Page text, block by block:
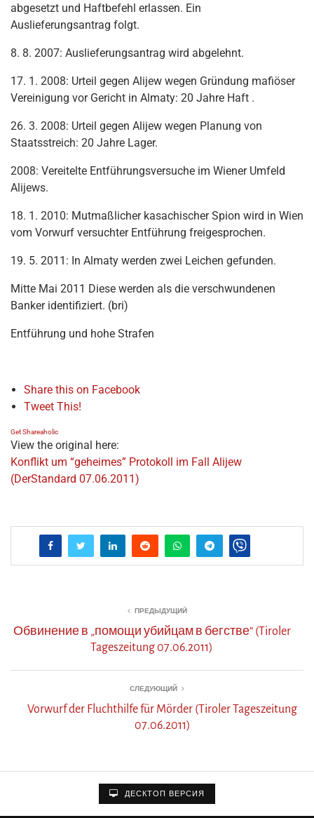
abgesetzt und Haftbefehl erlassen. Ein
Auslieferungsantrag folgt.
8. 8. 2007: Auslieferungsantrag wird abgelehnt.
17. 1. 2008: Urteil gegen Alijew wegen Gründung mafiöser
Vereinigung vor Gericht in Almaty: 20 Jahre Haft .
26. 3. 2008: Urteil gegen Alijew wegen Planung von
Staatsstreich: 20 Jahre Lager.
2008: Vereitelte Entführungsversuche im Wiener Umfeld
Alijews.
18. 1. 2010: Mutmaßlicher kasachischer Spion wird in Wien
vom Vorwurf versuchter Entführung freigesprochen.
19. 5. 2011: In Almaty werden zwei Leichen gefunden.
Mitte Mai 2011 Diese werden als die verschwundenen
Banker identifiziert. (bri)
Entführung und hohe Strafen
Share this on Facebook
Tweet This!
Get Shareaholic
View the original here:
Konflikt um “geheimes” Protokoll im Fall Alijew
(DerStandard 07.06.2011)
ПРЕДЫДУЩИЙ
Обвинение в „помощи убийцам в бегстве“ (Tiroler
Tageszeitung 07.06.2011)
СЛЕДУЮЩИЙ
Vorwurf der Fluchthilfe für Mörder (Tiroler Tageszeitung
07.06.2011)
ДЕСКТОП ВЕРСИЯ